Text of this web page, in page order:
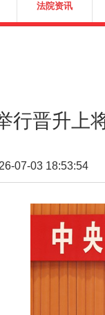
法院资讯
行晋升上
07-03 18:53:54